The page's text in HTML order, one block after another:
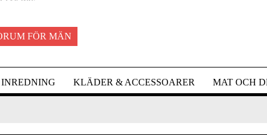
FÖR MÄN
INREDNING KLÄDER & ACCESSOARER MAT OCH